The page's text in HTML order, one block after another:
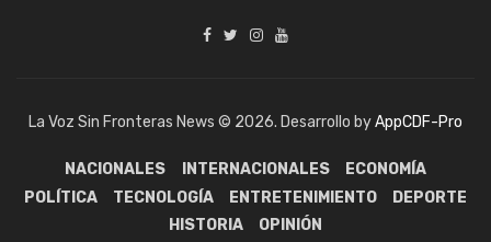
La Voz Sin Fronteras News © 2026. Desarrollo byAppCDF-Pro
NACIONALES INTERNACIONALES
ECONOMÍA
POLÍTICA
TECNOLOGÍA ENTRETENIMIENTO
DEPORTE
HISTORIA
OPINIÓN